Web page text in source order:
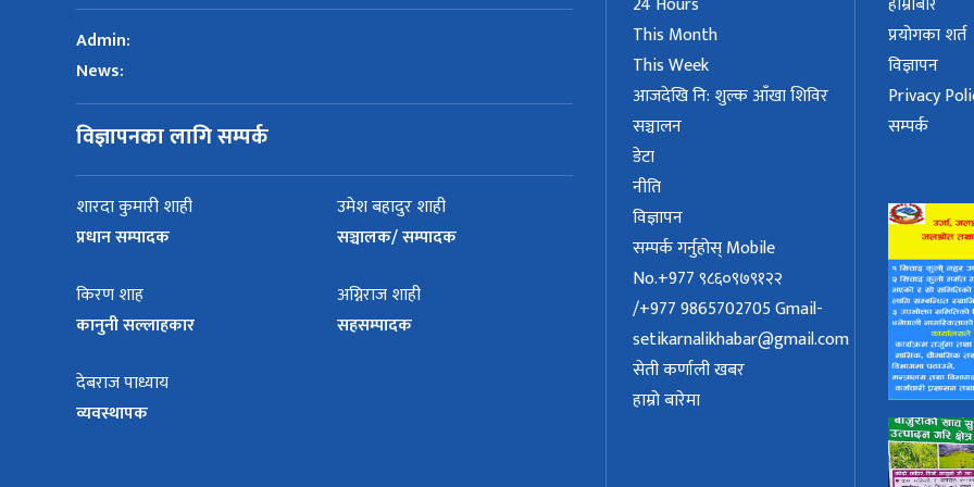
Admin:
News:
विज्ञापनका लागि सम्पर्क
शारदा कुमारी शाही
प्रधान सम्पादक
उमेश बहादुर शाही
सञ्चालक/ सम्पादक
किरण शाह
कानुनी सल्लाहकार
अग्निराज शाही
सहसम्पादक
देबराज पाध्याय
व्यवस्थापक
This Month
This Week
आजदेखि नि: शुल्क आँखा शिविर
सञ्चालन
डेटा
नीति
विज्ञापन
सम्पर्क गर्नुहोस् Mobile
No.+977 ९८६०९७९१२२
/+977 9865702705Gmail-
setikarnalikhabar@gmail.com
सेती कर्णाली खबर
हाम्रो बारेमा
प्रयोगका शर्त
विज्ञापन
Privacy
सम्पर्क